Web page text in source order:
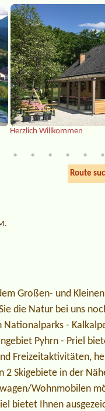
Herzlich Willkommen
Route
Großen- und
die Natur bei uns
-
Pyhrn - Priel
Freizeitaktivitäten,
Skigebiete in der
Wohnmobilen
bietet Ihnen